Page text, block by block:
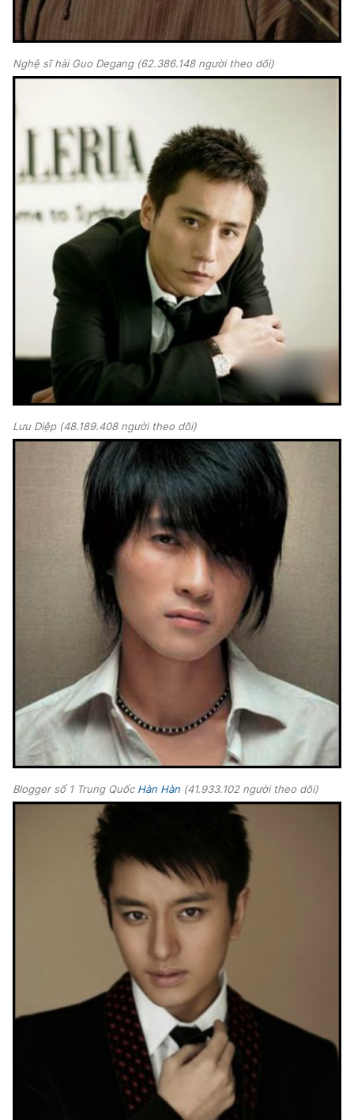
Nghệ sĩ hài Guo Degang (62.386.148 người theo dõi)
Lưu Diệp (48.189.408 người theo dõi)
Blogger số 1 Trung Quốc Hàn Hàn (41.933.102 người theo dõi)